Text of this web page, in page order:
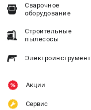
Сварочное
оборудование
Строительные
пылесосы
Электроинструмент
Акции
Сервис